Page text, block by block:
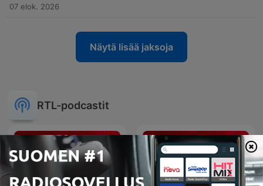
07 elok. 2026
Näytä lisää jaksoja
RTL-podcastit